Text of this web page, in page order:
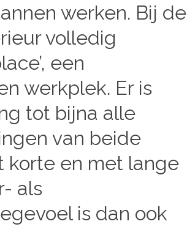
werken. Bij de
volledig
een
werkplek. Er is
tot bijna alle
van beide
korte en met lange
als
is dan ook